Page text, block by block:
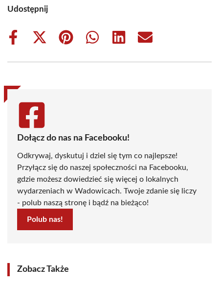
Udostępnij
Share
Share
(Twitter)
Share
Share
Share
Share
Dołącz do nas na Facebooku!
Odkrywaj, dyskutuj i dziel się tym co najlepsze!
Przyłącz się do naszej społeczności na Facebooku,
gdzie możesz dowiedzieć się więcej o lokalnych
wydarzeniach w Wadowicach. Twoje zdanie się liczy
- polub naszą stronę i bądź na bieżąco!
Polub nas!
Zobacz Także